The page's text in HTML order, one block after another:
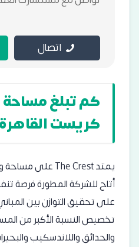
اتصال
كم تبلغ مساحة
كريست
يمتد The Crest على مساحة واسعة تبلغ
أتاح للشركة المطورة فرصة
على تحقيق التوازن بين
تخصيص النسبة الأكبر من
والحدائق واللاندسكيب